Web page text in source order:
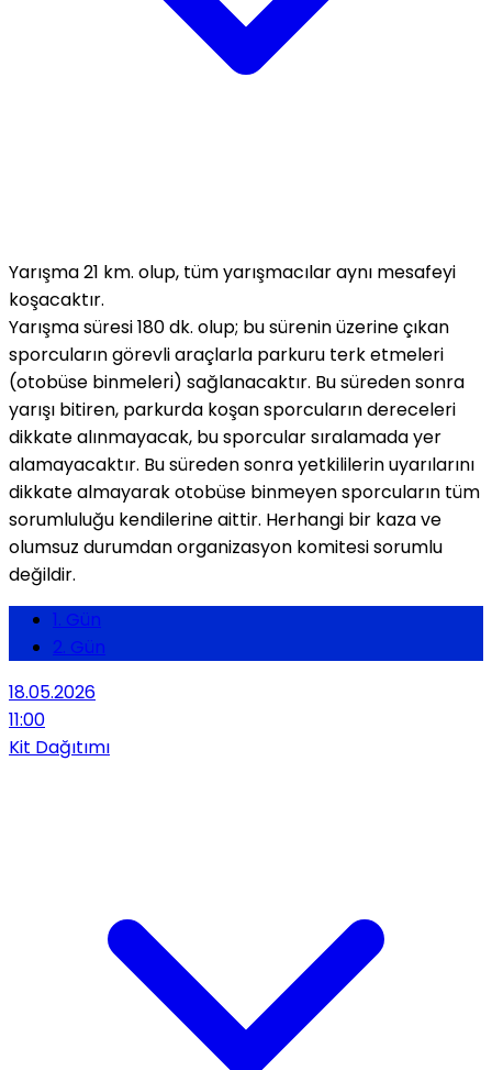
Yarışma 21 km. olup, tüm yarışmacılar aynı mesafeyi
koşacaktır.
Yarışma süresi 180 dk. olup; bu sürenin üzerine çıkan
sporcuların görevli araçlarla parkuru terk etmeleri
(otobüse binmeleri) sağlanacaktır. Bu süreden sonra
yarışı bitiren, parkurda koşan sporcuların dereceleri
dikkate alınmayacak, bu sporcular sıralamada yer
alamayacaktır. Bu süreden sonra yetkililerin uyarılarını
dikkate almayarak otobüse binmeyen sporcuların tüm
sorumluluğu kendilerine aittir. Herhangi bir kaza ve
olumsuz durumdan organizasyon komitesi sorumlu
değildir.
1. Gün
2. Gün
18.05.2026
11:00
Kit Dağıtımı